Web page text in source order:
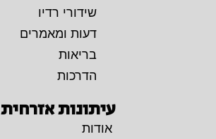
שידורי רדיו
דעות ומאמרים
בריאות
הדרכות
עיתונות אזרחית
אודות